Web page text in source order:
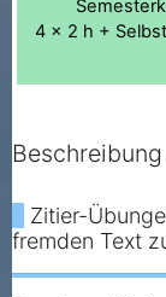
4 x 2 h +
Zitier-
fremden Text